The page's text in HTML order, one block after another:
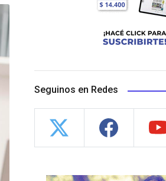
Seguinos en Redes